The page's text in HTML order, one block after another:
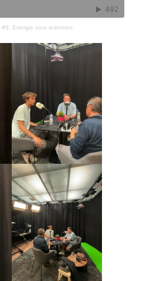
#3: Energie voor iedereen.